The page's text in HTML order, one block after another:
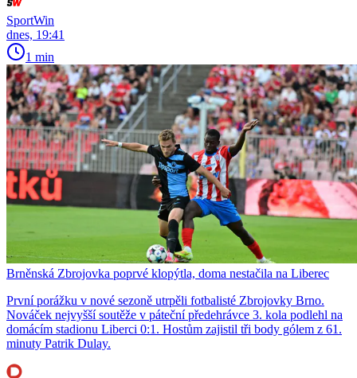
SportWin
dnes, 19:41
1 min
Brněnská Zbrojovka poprvé klopýtla, doma nestačila na Liberec
První porážku v nové sezoně utrpěli fotbalisté Zbrojovky Brno.
Nováček nejvyšší soutěže v páteční předehrávce 3. kola podlehl na
domácím stadionu Liberci 0:1. Hostům zajistil tři body gólem z 61.
minuty Patrik Dulay.